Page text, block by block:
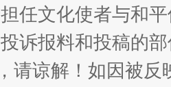
任文化使者与和
诉报料和投稿的
请谅解！如因被